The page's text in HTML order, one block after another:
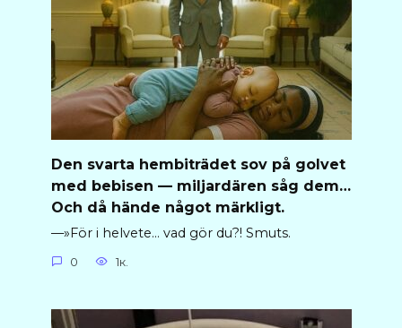
Den svarta hembiträdet sov på golvet
med bebisen — miljardären såg dem…
Och då hände något märkligt.
—»För i helvete… vad gör du?! Smuts.
0 1к.